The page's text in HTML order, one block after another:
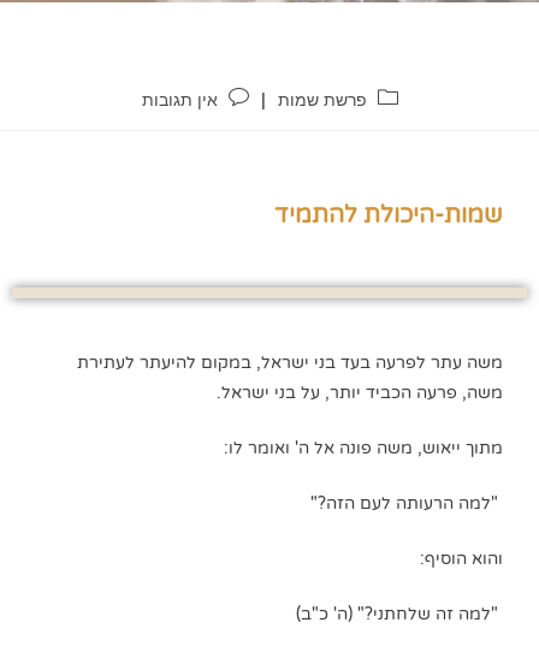
פרשת שמות אין תגובות
שמות-היכולת להתמיד
משה עתר לפרעה בעד בני ישראל, במקום להיעתר לעתירת
משה, פרעה הכביד יותר, על בני ישראל.
מתוך ייאוש, משה פונה אל ה' ואומר לו:
"למה הרעותה לעם הזה?"
והוא הוסיף:
"למה זה שלחתני?" (ה' כ"ב)